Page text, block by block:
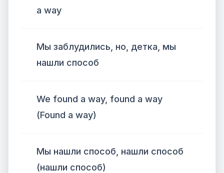
a way
Мы заблудились, но, детка, мы
нашли способ
We found a way, found a way
(Found a way)
Мы нашли способ, нашли способ
(нашли способ)